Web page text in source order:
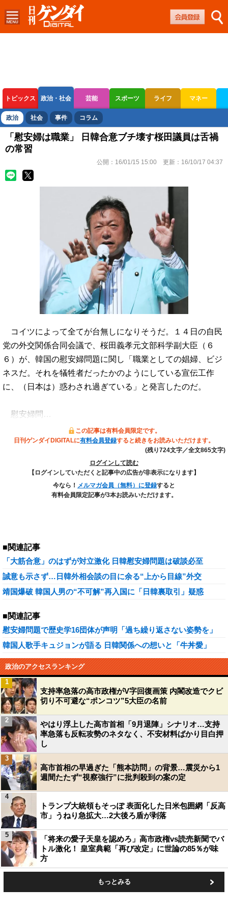
トピックス 政治・社会 芸能 スポーツ ライフ マネー
ボートレース 競輪 オートレース
政治 社会 事件 コラム
「慰安婦は職業」 日韓合意ブチ壊す桜田議員は舌禍
の常習
公開： 16/01/15 15:00 更新： 16/10/17 04:37
コイツによって全てが台無しになりそうだ。１４日の自民
党の外交関係合同会議で、桜田義孝元文部科学副大臣（６
６）が、韓国の慰安婦問題に関し「職業としての娼婦、ビジ
ネスだ。それを犠牲者だったかのようにしている宣伝工作
に、（日本は）惑わされ過ぎている」と発言したのだ。
慰安婦問…
この記事は有料会員限定です。
日刊ゲンダイDIGITALに有料会員登録すると続きをお読みいただけます。
(残り724文字／全文865文字)
ログインして読む
【ログインしていただくと記事中の広告が非表示になります】
今なら！ メルマガ会員（無料）に登録すると
有料会員限定記事が3本お読みいただけます。
■関連記事
「大筋合意」のはずが対立激化 日韓慰安婦問題は破談必至
誠意も示さず…日韓外相会談の目に余る“上から目線”外交
靖国爆破 韓国人男の“不可解”再入国に「日韓裏取引」疑惑
■関連記事
慰安婦問題で歴史学16団体が声明「過ち繰り返さない姿勢を」
韓国人歌手キュジョンが語る 日韓関係への想いと「牛丼愛」
政治のアクセスランキング
支持率急落の高市政権がV字回復画策 内閣改造でクビ
切り不可避な“ポンコツ”5大臣の名前
1
やはり浮上した高市首相「9月退陣」シナリオ…支持
率急落も反転攻勢のネタなく、不安材料ばかり目白押
し
2
高市首相の早過ぎた「熊本訪問」の背景…震災から1
週間たたず“視察強行”に批判殺到の案の定
3
トランプ大統領もそっぽ 表面化した日米包囲網「反高
市」うねり急拡大…2大後ろ盾が剥落
4
「将来の愛子天皇を認めろ」高市政権vs読売新聞でバ
トル激化！ 皇室典範「再び改定」に世論の85％が味
方
5
もっとみる